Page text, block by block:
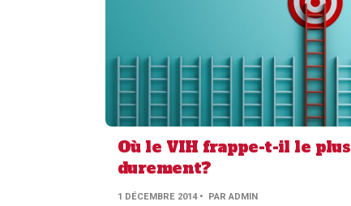
Où le VIH frappe-t-il le plus
durement?
1 DÉCEMBRE 2014 PAR
• PARADMIN